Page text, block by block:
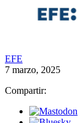
EFE
7 marzo, 2025
Compartir: